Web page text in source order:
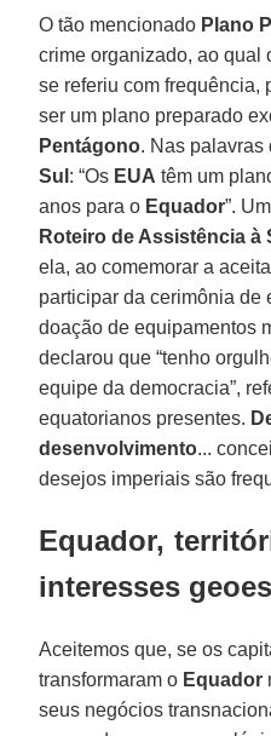
O tão mencionado Plano
crime organizado, ao qual
se referiu com frequência,
ser um plano preparado
Pentágono. Nas
Sul : “Os EUA têm um
anos para o Equador”.
Roteiro de Assistência à
ela, ao comemorar a
participar da cerimônia de
doação de equipamentos
declarou que “tenho
equipe da democracia”,
equatorianos presentes.
desenvolvimento...
desejos imperiais são
Equador,
interesses
Aceitemos que, se os
transformaram o Equador
seus negócios